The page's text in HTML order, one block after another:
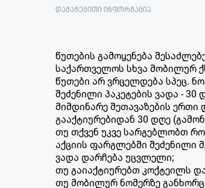
დამატებითი ინფორმაცია
წუთების გამოყენება
საქართველოს სხვა მობილურ
წუთები არ ვრცელდება სპეც.
შეძენილი პაკეტების ვადა -
მიმდინარე შეთავაზების
გააქტიურებიდან 30 დღე
თუ თქვენ უკვე სარგებლობთ
აქციის ფარგლებში შეძენილი
ვადა დარჩება უცვლელი;
თუ გაიაქტიურებთ კოქტეილს
თუ მობილურ ნომერზე